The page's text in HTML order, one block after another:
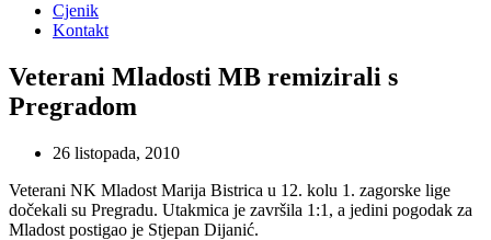
Cjenik
Kontakt
Veterani Mladosti MB remizirali s
Pregradom
26 listopada, 2010
Veterani NK Mladost Marija Bistrica u 12. kolu 1. zagorske lige
dočekali su Pregradu. Utakmica je završila 1:1, a jedini pogodak za
Mladost postigao je Stjepan Dijanić.